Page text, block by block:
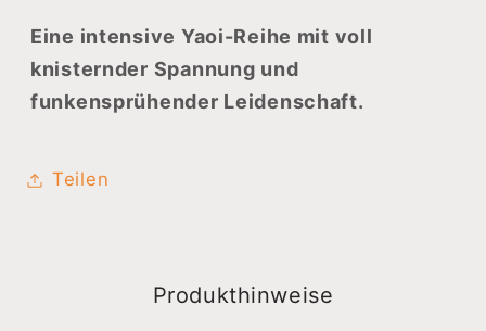
Eine intensive Yaoi-Reihe mit voll
knisternder Spannung und
funkensprühender Leidenschaft.
Teilen
Produkthinweise